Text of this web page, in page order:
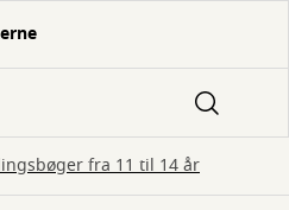
fra 11 til 14 år